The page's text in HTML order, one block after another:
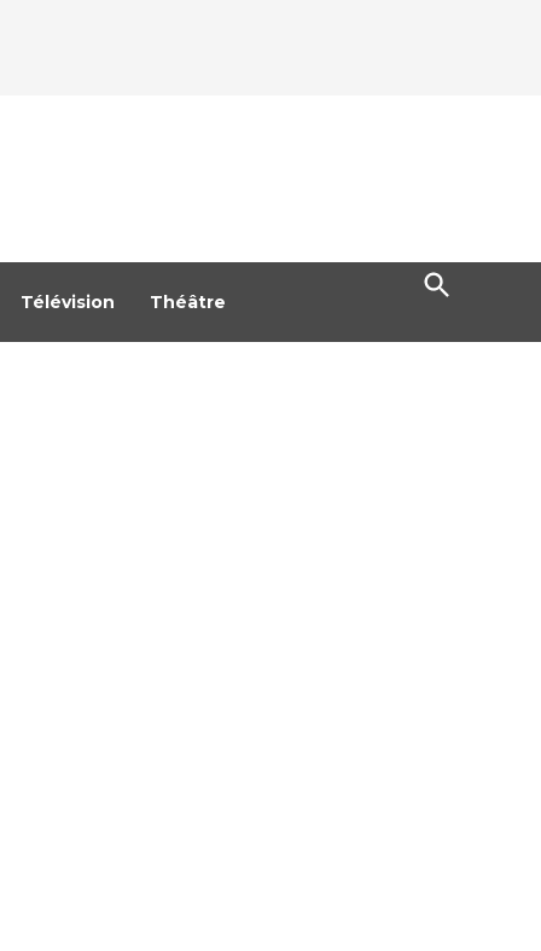
Télévision Théâtre
Open
Search